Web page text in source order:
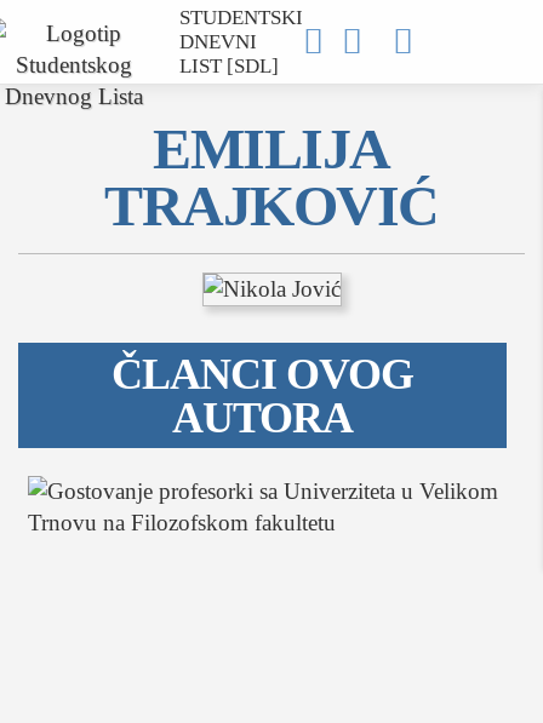
STUDENTSKI
DNEVNI
LIST [SDL]
  
prijava
kultura
EMILIJA
TRAJKOVIĆ
ČLANCI OVOG
AUTORA